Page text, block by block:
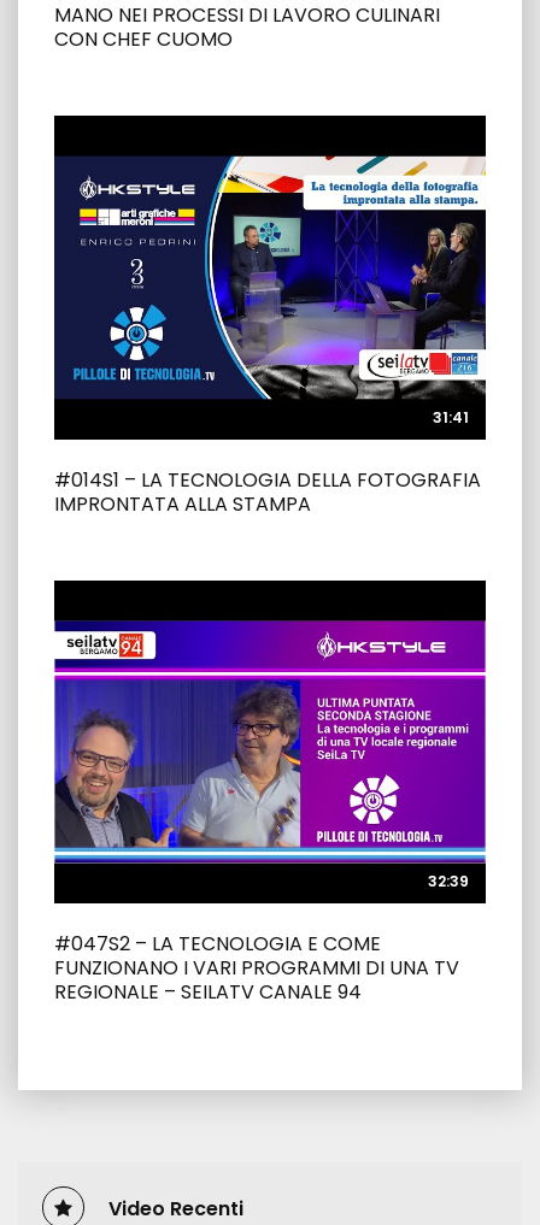
MANO NEI PROCESSI DI LAVORO CULINARI
CON CHEF CUOMO
31:41
31:41
#014S1 – LA TECNOLOGIA DELLA FOTOGRAFIA
IMPRONTATA ALLA STAMPA
32:39
32:39
#047S2 – LA TECNOLOGIA E COME
FUNZIONANO I VARI PROGRAMMI DI UNA TV
REGIONALE – SEILATV CANALE 94
Video Recenti